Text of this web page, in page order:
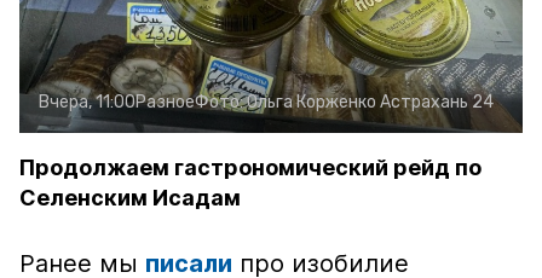
Вчера, 11:00РазноеФото:Ольга Корженко Астрахань 24
Продолжаем гастрономический рейд по
Селенским Исадам
Ранее мы писали про изобилие